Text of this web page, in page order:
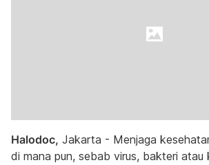
Halodoc, Jakarta - Menjaga
di mana pun, sebab virus, bakteri atau